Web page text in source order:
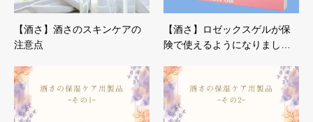
【酒さ】酒さのスキンケアの
注意点
【酒さ】ロゼックスゲルが保
険で使えるようになりまし…